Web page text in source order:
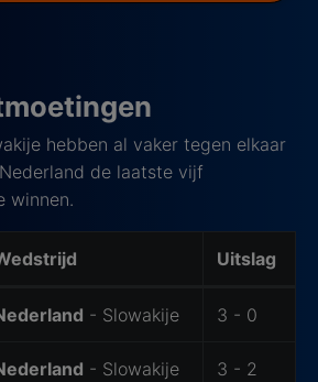
hebben al vaker tegen elkaar
de laatste vijf
winnen.
Uitslag
- Slowakije 3 - 0
- Slowakije 3 - 2